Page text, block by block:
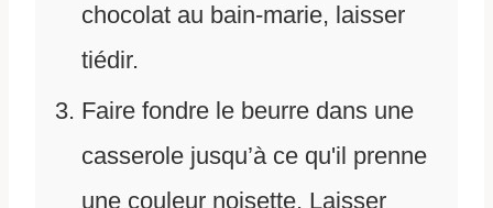
chocolat au bain-marie, laisser
tiédir.
Faire fondre le beurre dans une
casserole jusqu’à ce qu'il prenne
une couleur noisette. Laisser